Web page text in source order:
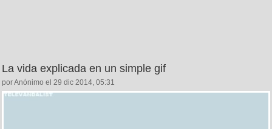
La vida explicada en un simple gif
por Anónimo el 29 dic 2014, 05:31